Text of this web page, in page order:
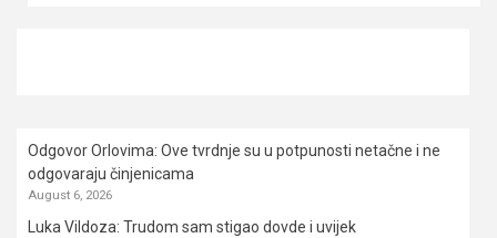
Odgovor Orlovima: ​Ove tvrdnje su u potpunosti netačne i ne
odgovaraju činjenicama
August 6, 2026
Luka Vildoza: Trudom sam stigao dovde i uvijek